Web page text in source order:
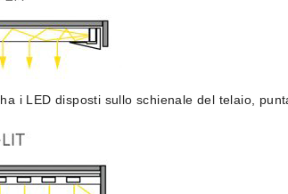
ha i LED disposti sullo schienale del telaio,